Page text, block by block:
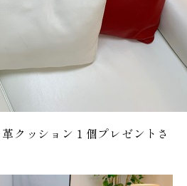
クッション１個プレゼントさ